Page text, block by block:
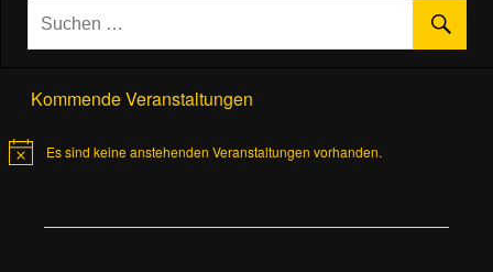
Kommende Veranstaltungen
HinweisEs sind keine anstehenden Veranstaltungen vorhanden.